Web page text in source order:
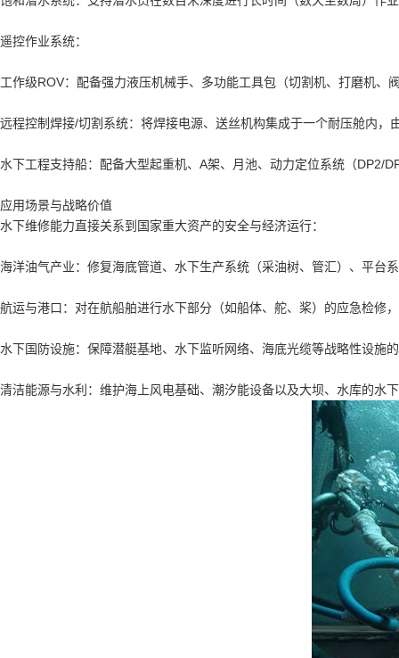
遥控作业系统：
工作级ROV：配备强力液压机械手、多功能工具包（切割机、打磨机
远程控制焊接/切割系统：将焊接电源、送丝机构集成于一个耐压舱内
水下工程支持船：配备大型起重机、A架、月池、动力定位系统（DP2/
应用场景与战略价值
水下维修能力直接关系到国家重大资产的安全与经济运行：
海洋油气产业：修复海底管道、水下生产系统（采油树、管汇）、平台
航运与港口：对在航船舶进行水下部分（如船体、舵、桨）的应急检修
水下国防设施：保障潜艇基地、水下监听网络、海底光缆等战略性设施
清洁能源与水利：维护海上风电基础、潮汐能设备以及大坝、水库的水